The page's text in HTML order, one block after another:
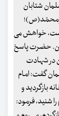
شتابان
محمّد(ص)!
است، خواهش می
حضرت پاسخ
در شهادت
گفت: امام
بازگردید و
شنید، فرمود: